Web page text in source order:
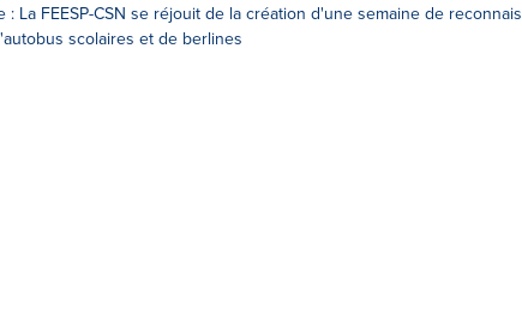
: La FEESP-CSN se réjouit de la création d'une semaine de
scolaires et de berlines